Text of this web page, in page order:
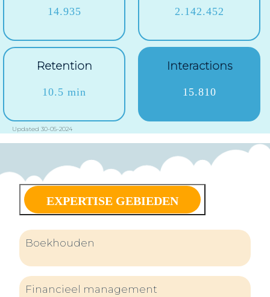
14.935 2.142.452
Retention
10.5 min
Interactions
15.810
Updated 30-05-2024
EXPERTISE GEBIEDEN
Boekhouden
Financieel management